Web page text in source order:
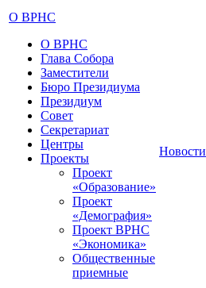
О ВРНС
О ВРНС
Глава Собора
Заместители
Бюро Президиума
Президиум
Совет
Секретариат
Центры
Проекты
Проект
«Образование»
Проект
«Демография»
Проект ВРНС
«Экономика»
Общественные
приемные
Новости